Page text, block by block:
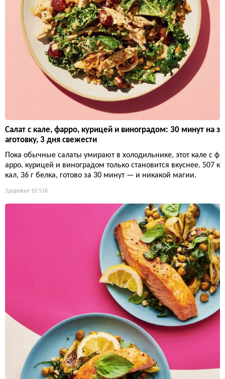
Салат с кале, фарро, курицей и виноградом: 30 минут на з
аготовку, 3 дня свежести
Пока обычные салаты умирают в холодильнике, этот кале с ф
арро, курицей и виноградом только становится вкуснее. 507 к
кал, 36 г белка, готово за 30 минут — и никакой магии.
Здоровье 10 516